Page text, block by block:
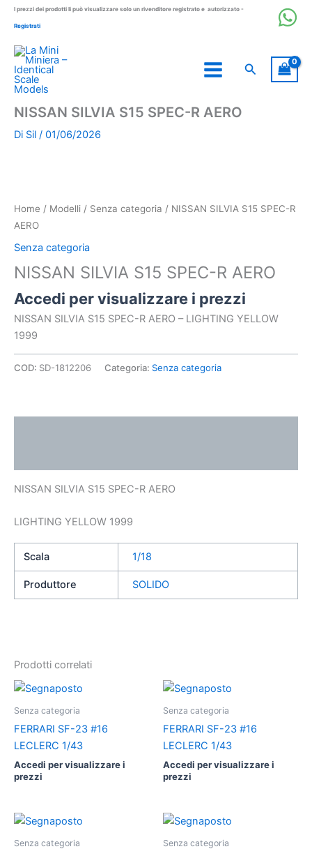
I prezzi dei prodotti li può visualizzare solo un rivenditore registrato e autorizzato -
Registrati
Cerca
NISSAN SILVIA S15 SPEC-R AERO
Di Sil / 01/06/2026
Home / Modelli / Senza categoria / NISSAN SILVIA S15 SPEC-R
AERO
Senza categoria
NISSAN SILVIA S15 SPEC-R AERO
Accedi per visualizzare i prezzi
NISSAN SILVIA S15 SPEC-R AERO – LIGHTING YELLOW
1999
COD: SD-1812206 Categoria: Senza categoria
NISSAN SILVIA S15 SPEC-R AERO
LIGHTING YELLOW 1999
Scala 1/18
Produttore SOLIDO
Prodotti correlati
Senza categoria
FERRARI SF-23 #16
LECLERC 1/43
Accedi per visualizzare i
prezzi
Senza categoria
FERRARI SF-23 #16
LECLERC 1/43
Accedi per visualizzare i
prezzi
Senza categoria Senza categoria